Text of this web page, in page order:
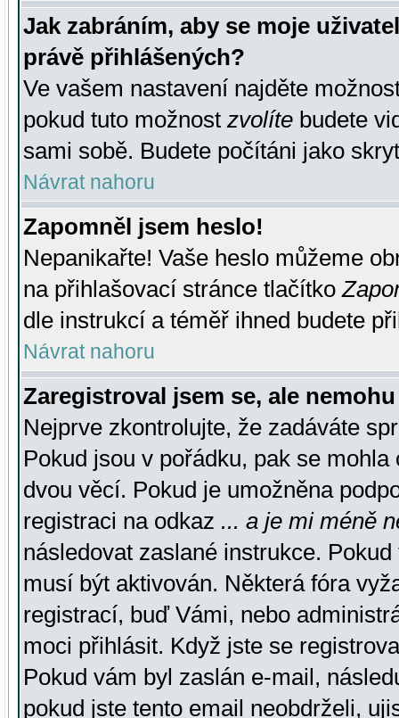
Jak zabráním, aby se moje
právě přihlášených?
Ve vašem nastavení najděte
pokud tuto možnost zvolíte budete
sami sobě. Budete počítáni jako
Návrat nahoru
Zapomněl jsem heslo!
Nepanikařte! Vaše heslo můžeme
na přihlašovací stránce tlačítko
dle instrukcí a téměř ihned budete
Návrat nahoru
Zaregistroval jsem se, ale
Nejprve zkontrolujte, že zadáváte
Pokud jsou v pořádku, pak se
dvou věcí. Pokud je umožněna
registraci na odkaz ... a je mi méně
následovat zaslané instrukce.
musí být aktivován. Některá fóra
registrací, buď Vámi, nebo
moci přihlásit. Když jste se
Pokud vám byl zaslán e-mail,
pokud jste tento email neobdrželi,